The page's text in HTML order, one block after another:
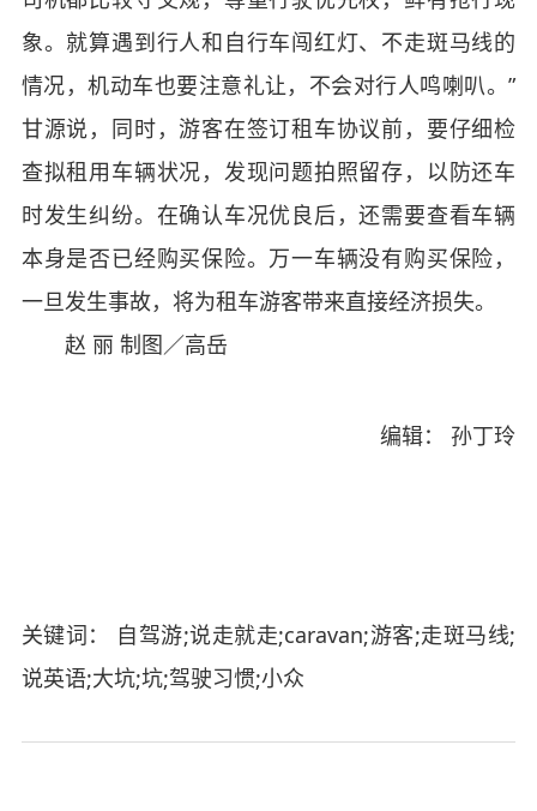
象。就算遇到行人和自行车闯红灯、不走斑马线的
情况，机动车也要注意礼让，不会对行人鸣喇叭。”
甘源说，同时，游客在签订租车协议前，要仔细检
查拟租用车辆状况，发现问题拍照留存，以防还车
时发生纠纷。在确认车况优良后，还需要查看车辆
本身是否已经购买保险。万一车辆没有购买保险，
一旦发生事故，将为租车游客带来直接经济损失。
赵 丽 制图／高岳
编辑： 孙丁玲
关键词： 自驾游;说走就走;caravan;游客;走斑马线;
说英语;大坑;坑;驾驶习惯;小众